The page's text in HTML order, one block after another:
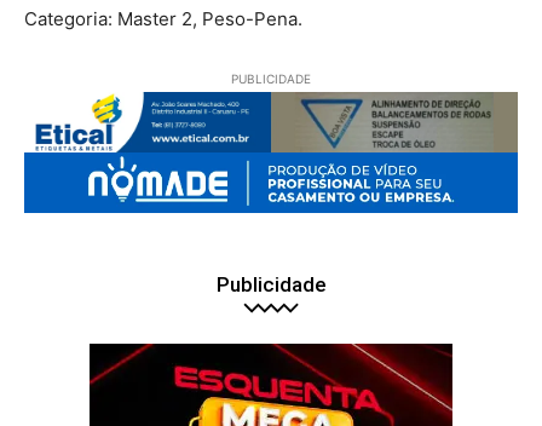
Categoria: Master 2, Peso-Pena.
PUBLICIDADE
Publicidade